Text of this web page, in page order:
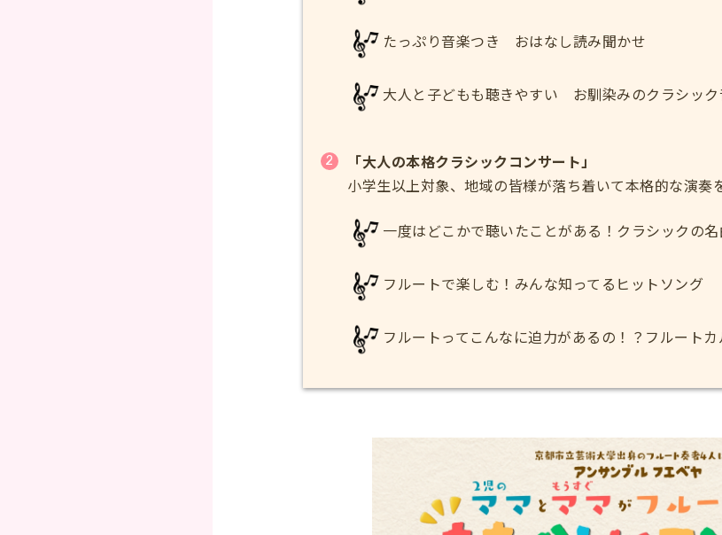
たっぷり音楽つき おはなし読み聞かせ
大人と子どもも聴きやすい お馴染みのクラシック
「大人の本格クラシックコンサート」
小学生以上対象、地域の皆様が落ち着いて本格的な演奏
一度はどこかで聴いたことがある！クラシックの名
フルートで楽しむ！みんな知ってるヒットソング
フルートってこんなに迫力があるの！？フルート